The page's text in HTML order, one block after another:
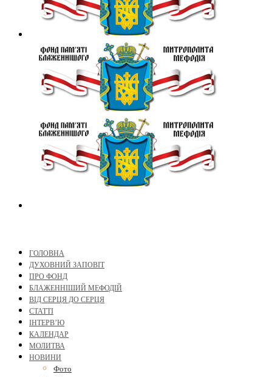
ГОЛОВНА
ДУХОВНИЙ ЗАПОВІТ
ПРО ФОНД
БЛАЖЕННІШИЙ МЕФОДІЙ
ВІД СЕРЦЯ ДО СЕРЦЯ
СТАТТІ
ІНТЕРВ’Ю
КАЛЕНДАР
МОЛИТВА
НОВИНИ
Фото